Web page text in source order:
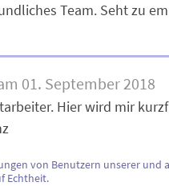
Team. Seht zu
01. September 2018
Hier wird mir
von Benutzern unserer und
Echtheit.